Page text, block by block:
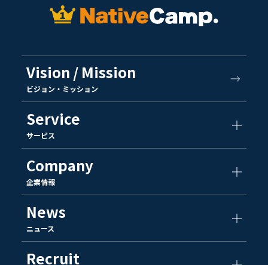
Vision / Mission
ビジョン・ミッション
Service
サービス
Company
企業情報
News
ニュース
Recruit